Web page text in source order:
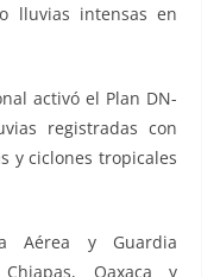
lluvias intensas en
activó el Plan DN-
registradas con
y ciclones tropicales
Aérea y Guardia
Oaxaca y